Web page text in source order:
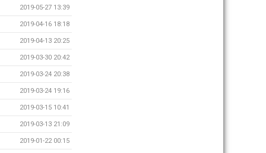
2019-05-27 13:39
2019-04-16 18:18
2019-04-13 20:25
2019-03-30 20:42
2019-03-24 20:38
2019-03-24 19:16
2019-03-15 10:41
2019-03-13 21:09
2019-01-22 00:15